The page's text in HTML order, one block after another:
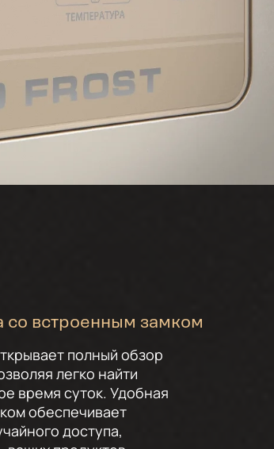
со встроенным замком
полный обзор
легко найти
время суток. Удобная
обеспечивает
доступа,